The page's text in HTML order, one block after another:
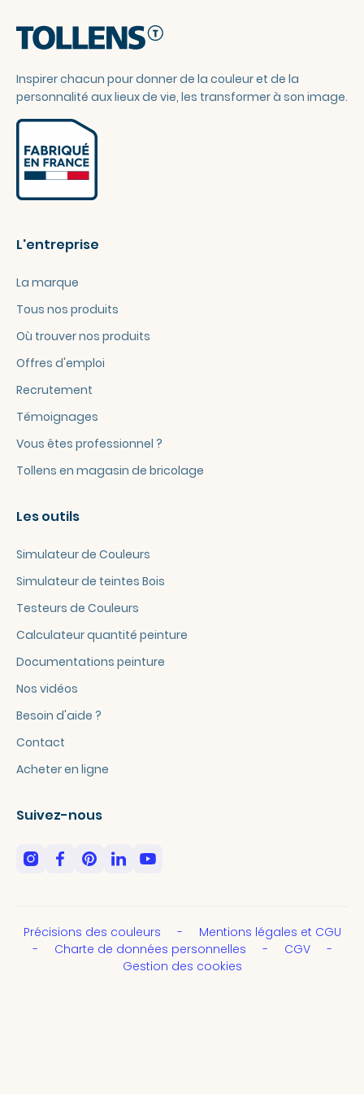
Inspirer chacun pour donner de la couleur et de la
personnalité aux lieux de vie, les transformer à son image.
L'entreprise
La marque
Tous nos produits
Où trouver nos produits
Offres d'emploi
Recrutement
Témoignages
Vous êtes professionnel ?
Tollens en magasin de bricolage
Les outils
Simulateur de Couleurs
Simulateur de teintes Bois
Testeurs de Couleurs
Calculateur quantité peinture
Documentations peinture
Nos vidéos
Besoin d'aide ?
Contact
Acheter en ligne
Suivez-nous
Précisions des couleurs
Mentions légales et CGU
Charte de données personnelles
CGV
Gestion des cookies